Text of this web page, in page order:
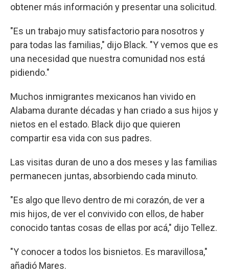
obtener más información y presentar una solicitud.
"Es un trabajo muy satisfactorio para nosotros y
para todas las familias," dijo Black. "Y vemos que es
una necesidad que nuestra comunidad nos está
pidiendo."
Muchos inmigrantes mexicanos han vivido en
Alabama durante décadas y han criado a sus hijos y
nietos en el estado. Black dijo que quieren
compartir esa vida con sus padres.
Las visitas duran de uno a dos meses y las familias
permanecen juntas, absorbiendo cada minuto.
"Es algo que llevo dentro de mi corazón, de ver a
mis hijos, de ver el convivido con ellos, de haber
conocido tantas cosas de ellas por acá," dijo Tellez.
"Y conocer a todos los bisnietos. Es maravillosa,"
añadió Mares.